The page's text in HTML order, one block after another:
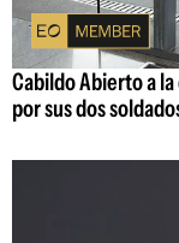
Cabildo Abierto a
por sus dos